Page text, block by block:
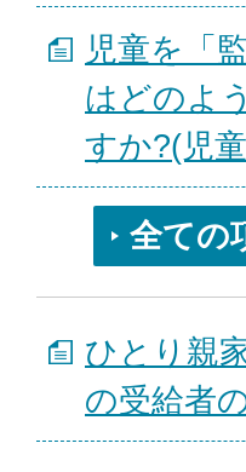
児童を「
はどのよ
すか?(児
全ての
ひとり親
の受給者